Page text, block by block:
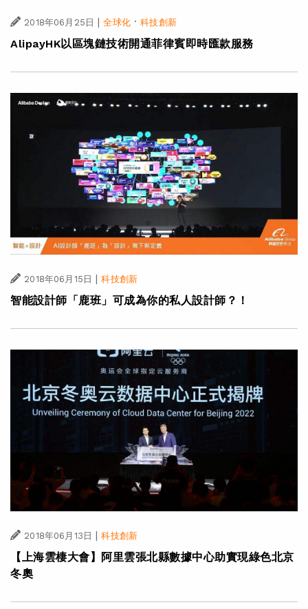
2018年06月25日 | 全球化·科技創新
AlipayHK以區塊鏈技術開通菲律賓即時匯款服務
2018年06月15日 | 科技創新
智能設計師「鹿班」可成為你的私人設計師？！
2018年06月13日 | 科技創新
【上海雲棲大會】阿里雲張北縣數據中心助實現綠色北京
冬奧